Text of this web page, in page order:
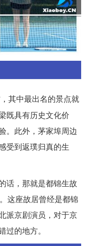
其中最出名的景点就
既具有历史文化价
。此外，茅家埠周边
受到返璞归真的生
话，那就是都锦生故
这座故居曾经是都锦
派京剧演员，对于京
的地方。